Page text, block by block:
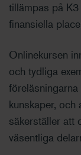
tillämpas på
finansiella
Onlinekursen
och tydliga
kunskaper,
säkerställer att
väsentliga